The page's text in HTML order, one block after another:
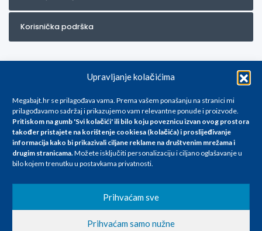
Upravljanje kolačićima
Megabajt.hr se prilagođava vama. Prema vašem ponašanju na stranici mi
prilagođavamo sadržaj i prikazujemo vam relevantne ponude i proizvode.
Pritiskom na gumb 'Svi kolačići' ili bilo koju poveznicu izvan ovog prostora
također pristajete na korištenje cookiesa (kolačića) i proslijeđivanje
informacija kako bi prikazivali ciljane reklame na društvenim mrežama i
drugim stranicama.Možete isključiti personalizaciju i ciljano oglašavanje u
bilo kojem trenutku u postavkama privatnosti.
Prihvaćam sve
Prihvaćam samo nužne
Korisnička podrška
Za artikle kojih trenutno nema u ponudi obratite nam se na
info@megabajt.hr. Sve cijene su informativnog karaktera i podložne su
promjenama, a
iskazane su za avansno plaćanje(gotovina) u Eurima i uključuju PDV. Sve
se razlikovati od cijena u našim poslovnicama. Trudimo se dati što bolji
i točniji opis i sliku. Unatoč tome, ne možemo garantirati da su svi
nastale u opisu proizvoda, greške prilikom štampanja te promjene